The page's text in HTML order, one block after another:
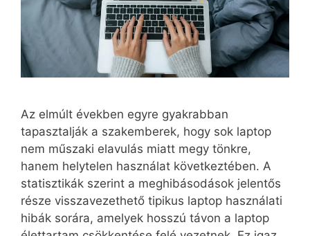
Az elmúlt években egyre gyakrabban
tapasztalják a szakemberek, hogy sok laptop
nem műszaki elavulás miatt megy tönkre,
hanem helytelen használat következtében. A
statisztikák szerint a meghibásodások jelentős
része visszavezethető tipikus laptop használati
hibák sorára, amelyek hosszú távon a laptop